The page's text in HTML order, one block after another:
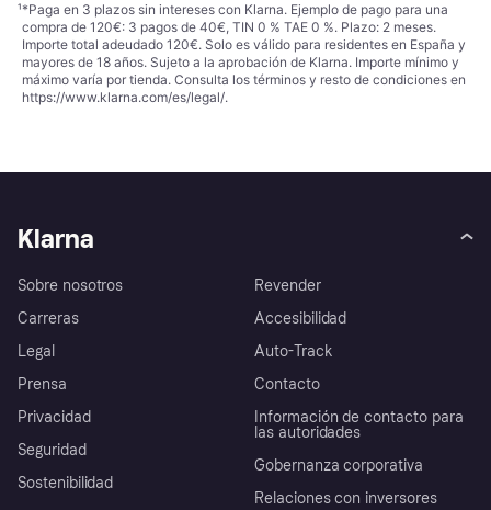
¹*Paga en 3 plazos sin intereses con Klarna. Ejemplo de pago para una
compra de 120€: 3 pagos de 40€, TIN 0 % TAE 0 %. Plazo: 2 meses.
Importe total adeudado 120€. Solo es válido para residentes en España y
mayores de 18 años. Sujeto a la aprobación de Klarna. Importe mínimo y
máximo varía por tienda. Consulta los términos y resto de condiciones en
https://www.klarna.com/es/legal/.
Klarna
Sobre nosotros
Carreras
Legal
Prensa
Privacidad
Seguridad
Sostenibilidad
Revender
Accesibilidad
Auto-Track
Contacto
Información de contacto para
las autoridades
Gobernanza corporativa
Relaciones con inversores